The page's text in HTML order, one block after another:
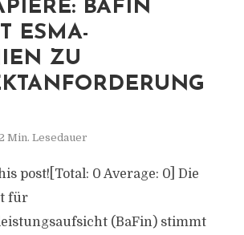
BAFIN
ESMA-
ZU
Min. Lesedauer
post![Total: 0 Average: 0] Die
für
(BaFin) stimmt